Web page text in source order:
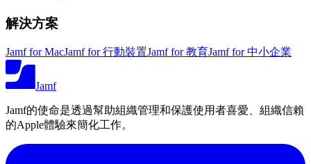
解決方案
Jamf for MacJamf for 行動裝置Jamf for 教育Jamf for 中小企業
Jamf
Jamf的使命是透過幫助組織管理和保護使用者喜愛、組織信賴
的Apple體驗來簡化工作。